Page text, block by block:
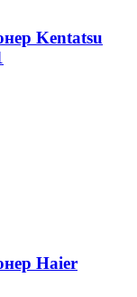
Kentatsu
Haier